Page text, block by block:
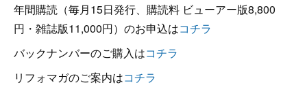
年間購読（毎月15日発行、購読料 ビューアー版8,800
円・雑誌版11,000円）のお申込はコチラ
バックナンバーのご購入はコチラ
リフォマガのご案内はコチラ